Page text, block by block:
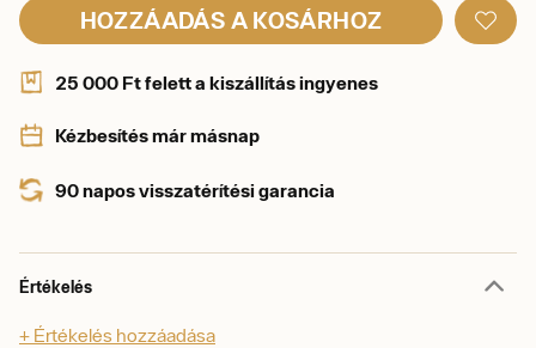
HOZZÁADÁS A KOSÁRHOZ
25 000 Ft felett a kiszállítás ingyenes
Kézbesítés már másnap
90 napos visszatérítési garancia
Értékelés
+ Értékelés hozzáadása